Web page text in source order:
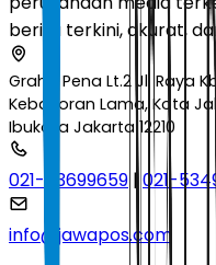
berita terkini, akurat,
Graha Pena Lt.2 Jl. Raya
Kebayoran Lama, Kota
Ibukota Jakarta 12210
021-53699659 |021-
info@jawapos.com